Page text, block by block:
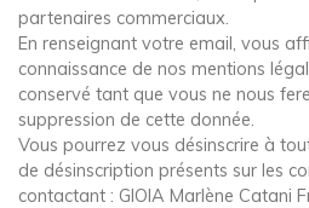
partenaires commerciaux.
En renseignant votre email, vous
connaissance de nos mentions
conservé tant que vous ne nous
suppression de cette donnée.
Vous pourrez vous désinscrire à
de désinscription présents sur les
contactant : GIOIA Marlène Catani